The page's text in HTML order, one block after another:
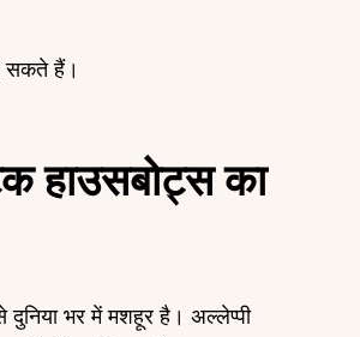
सकते हैं।
हाउसबोट्स का
भर में मशहूर है। अल्लेप्पी